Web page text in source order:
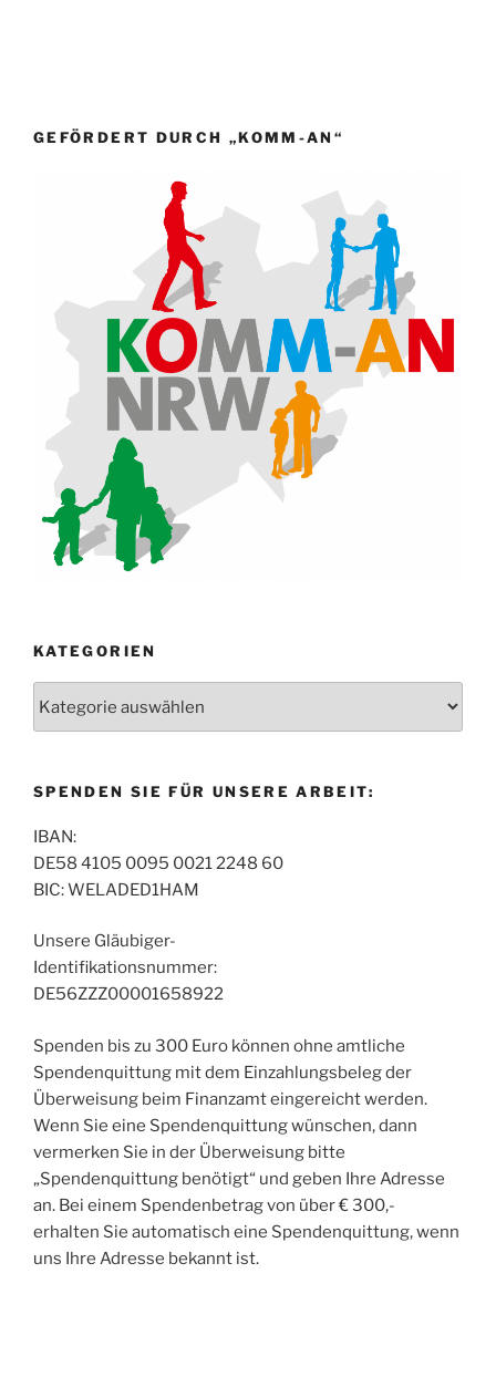
GEFÖRDERT DURCH „KOMM-AN“
KATEGORIEN
SPENDEN SIE FÜR UNSERE ARBEIT:
IBAN:
DE58 4105 0095 0021 2248 60
BIC: WELADED1HAM
Unsere Gläubiger-
Identifikationsnummer:
DE56ZZZ00001658922
Spenden bis zu 300 Euro können ohne amtliche
Spendenquittung mit dem Einzahlungsbeleg der
Überweisung beim Finanzamt eingereicht werden.
Wenn Sie eine Spendenquittung wünschen, dann
vermerken Sie in der Überweisung bitte
„Spendenquittung benötigt“ und geben Ihre Adresse
an. Bei einem Spendenbetrag von über € 300,-
erhalten Sie automatisch eine Spendenquittung, wenn
uns Ihre Adresse bekannt ist.